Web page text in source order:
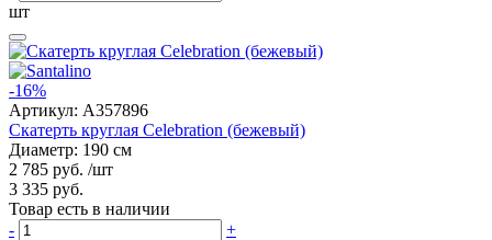
шт
-16%
Артикул: A357896
Скатерть круглая Celebration (бежевый)
Диаметр: 190 см
2 785 руб. /шт
3 335 руб.
Товар есть в наличии
-
+